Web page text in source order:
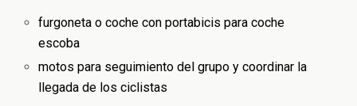
furgoneta o coche con portabicis para coche
escoba
motos para seguimiento del grupo y coordinar la
llegada de los ciclistas